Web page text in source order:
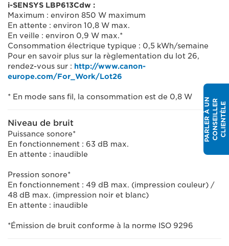
i-SENSYS LBP613Cdw :
Maximum : environ 850 W maximum
En attente : environ 10,8 W max.
En veille : environ 0,9 W max.*
Consommation électrique typique : 0,5 kWh/semaine
Pour en savoir plus sur la règlementation du lot 26,
rendez-vous sur : http://www.canon-
europe.com/For_Work/Lot26
* En mode sans fil, la consommation est de 0,8 W
Niveau de bruit
Puissance sonore*
En fonctionnement : 63 dB max.
En attente : inaudible
Pression sonore*
En fonctionnement : 49 dB max. (impression couleur) /
48 dB max. (impression noir et blanc)
En attente : inaudible
*Émission de bruit conforme à la norme ISO 9296
P
A
R
L
E
R
À U
N
C
O
N
S
E
I
L
L
ER
C
L
I
E
N
T
È
L E